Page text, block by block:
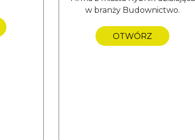
w branży Budownictwo.
OTWÓRZ